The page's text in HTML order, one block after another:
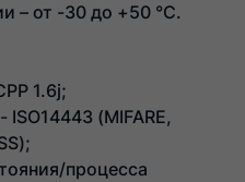
– от -30 до +50 °C.
1.6j;
(MIFARE,
процесса